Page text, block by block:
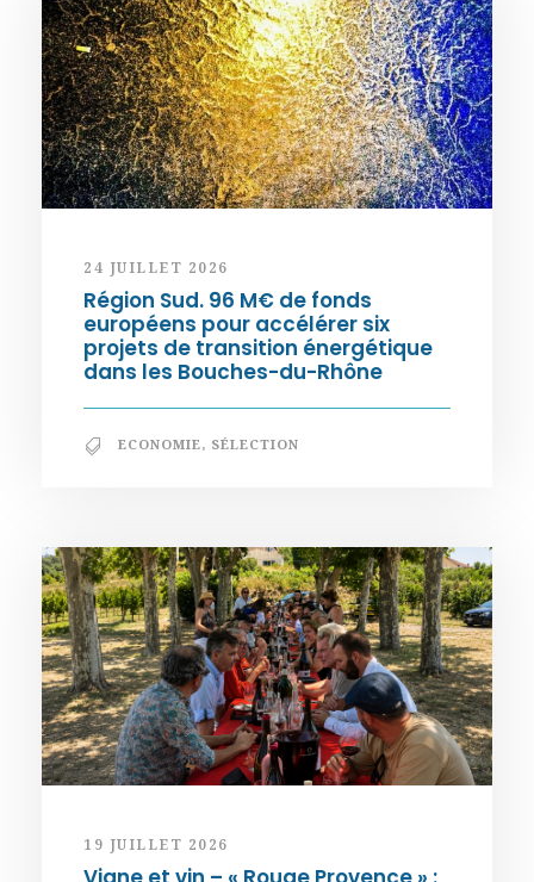
24 JUILLET 2026
Région Sud. 96 M€ de fonds
européens pour accélérer six
projets de transition énergétique
dans les Bouches-du-Rhône
ECONOMIE, SÉLECTION
19 JUILLET 2026